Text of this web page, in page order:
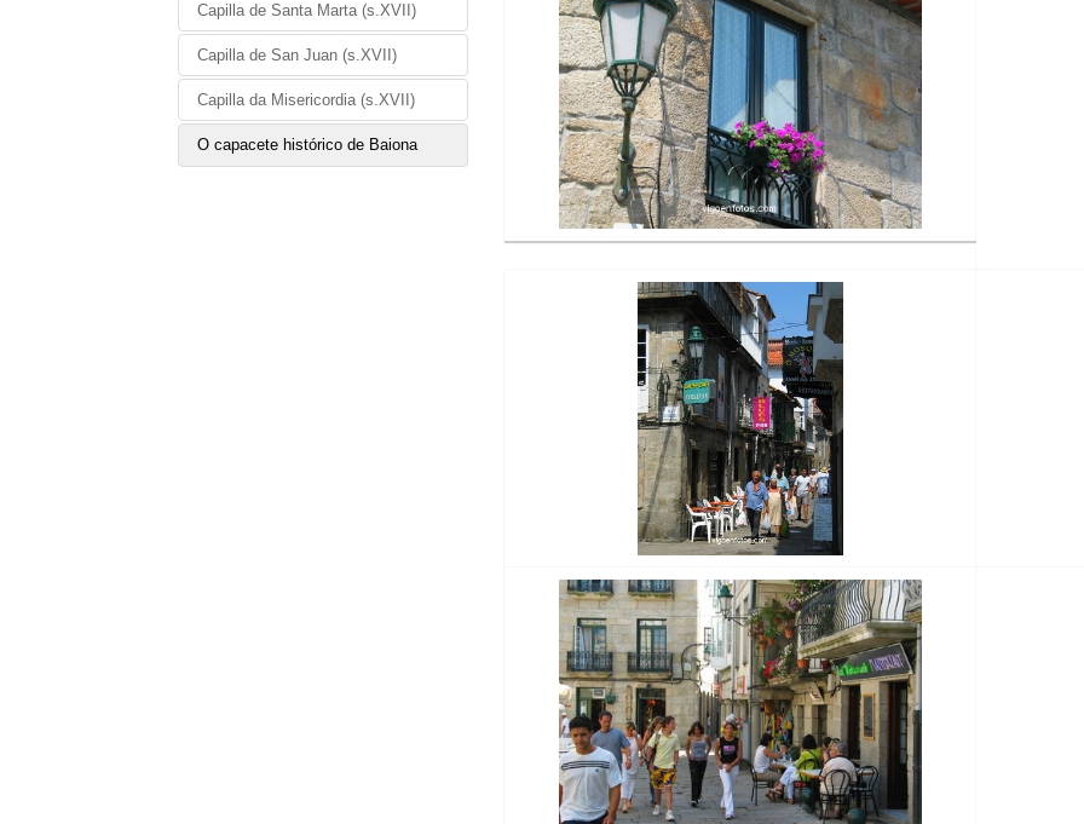
Capilla de Santa Marta (s.XVII)
Capilla de San Juan (s.XVII)
Capilla da Misericordia (s.XVII)
O capacete histórico de Baiona